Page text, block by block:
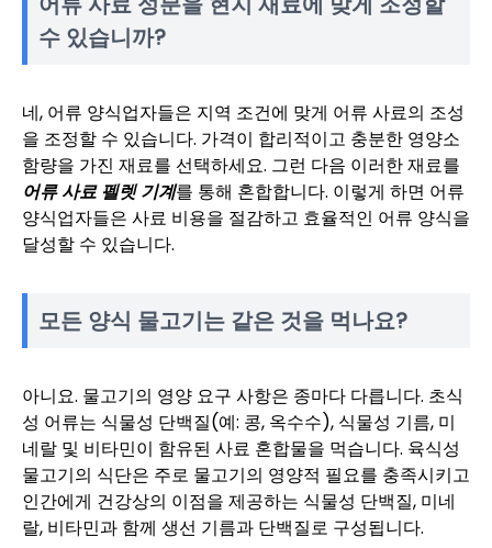
수 있습니까?
네, 어류 양식업자들은 지역 조건에 맞게 어류 사료의 조성
을 조정할 수 있습니다. 가격이 합리적이고 충분한 영양소
함량을 가진 재료를 선택하세요. 그런 다음 이러한 재료를
어류 사료 펠렛 기계를 통해 혼합합니다. 이렇게 하면 어류
양식업자들은 사료 비용을 절감하고 효율적인 어류 양식을
달성할 수 있습니다.
모든 양식 물고기는 같은 것을 먹나요?
아니요. 물고기의 영양 요구 사항은 종마다 다릅니다. 초식
성 어류는 식물성 단백질(예: 콩, 옥수수), 식물성 기름, 미
네랄 및 비타민이 함유된 사료 혼합물을 먹습니다. 육식성
물고기의 식단은 주로 물고기의 영양적 필요를 충족시키고
인간에게 건강상의 이점을 제공하는 식물성 단백질, 미네
랄, 비타민과 함께 생선 기름과 단백질로 구성됩니다.